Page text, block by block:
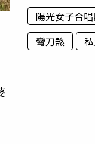
陽光女子合
彎刀煞